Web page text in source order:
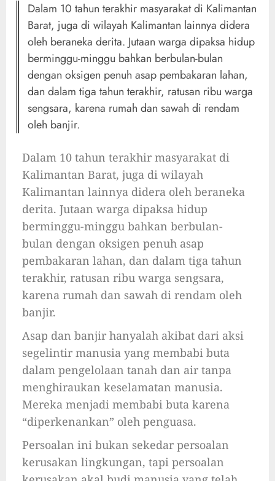
Dalam 10 tahun terakhir masyarakat di Kalimantan
Barat, juga di wilayah Kalimantan lainnya didera
oleh beraneka derita. Jutaan warga dipaksa hidup
berminggu-minggu bahkan berbulan-bulan
dengan oksigen penuh asap pembakaran lahan,
dan dalam tiga tahun terakhir, ratusan ribu warga
sengsara, karena rumah dan sawah di rendam
oleh banjir.
Dalam 10 tahun terakhir masyarakat di
Kalimantan Barat, juga di wilayah
Kalimantan lainnya didera oleh beraneka
derita. Jutaan warga dipaksa hidup
berminggu-minggu bahkan berbulan-
bulan dengan oksigen penuh asap
pembakaran lahan, dan dalam tiga tahun
terakhir, ratusan ribu warga sengsara,
karena rumah dan sawah di rendam oleh
banjir.
Asap dan banjir hanyalah akibat dari aksi
segelintir manusia yang membabi buta
dalam pengelolaan tanah dan air tanpa
menghiraukan keselamatan manusia.
Mereka menjadi membabi buta karena
“diperkenankan” oleh penguasa.
Persoalan ini bukan sekedar persoalan
kerusakan lingkungan, tapi persoalan